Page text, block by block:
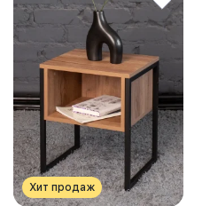
Хит продаж